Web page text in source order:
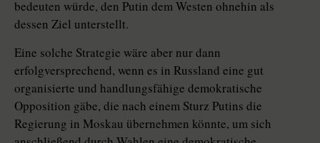
bedeuten würde, den Putin dem Westen ohnehin als
dessen Ziel unterstellt.
Eine solche Strategie wäre aber nur dann
erfolgversprechend, wenn es in Russland eine gut
organisierte und handlungsfähige demokratische
Opposition gäbe, die nach einem Sturz Putins die
Regierung in Moskau übernehmen könnte, um sich